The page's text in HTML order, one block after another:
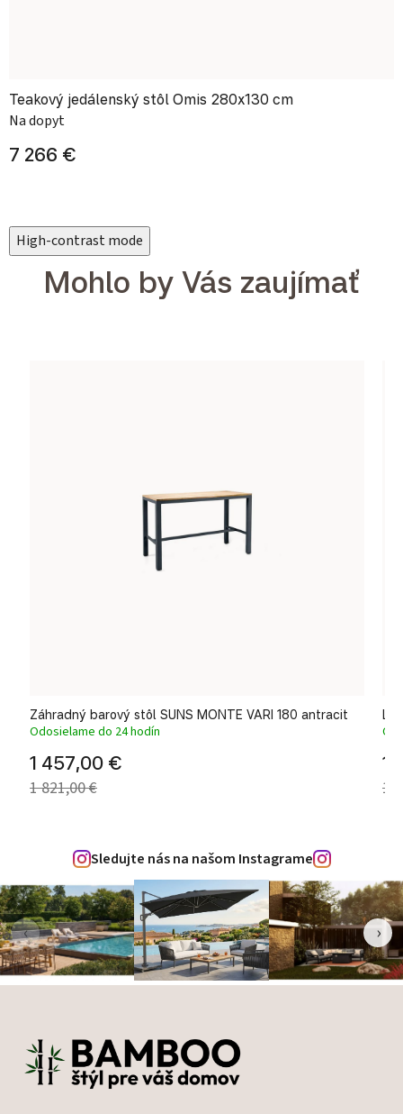
Teakový jedálenský stôl Omis 280x130 cm
Na dopyt
7 266 €
High-contrast mode
Mohlo by Vás zaujímať
Záhradný barový stôl SUNS MONTE VARI 180 antracit
Odosielame do 24 hodín
1 457,00 €
1 821,00 €
1
1
Sledujte nás na našom Instagrame
‹ ›